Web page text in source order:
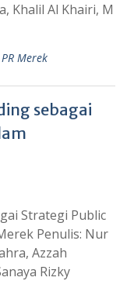
Khalil Al Khairi, M
Merek
sebagai
Strategi Public
Penulis: Nur
Azzah
Rizky